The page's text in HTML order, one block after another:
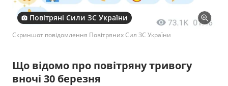
Повітряні Сили ЗС України
Скриншот повідомлення Повітряних Сил ЗС України
Що відомо про повітряну тривогу
вночі 30 березня